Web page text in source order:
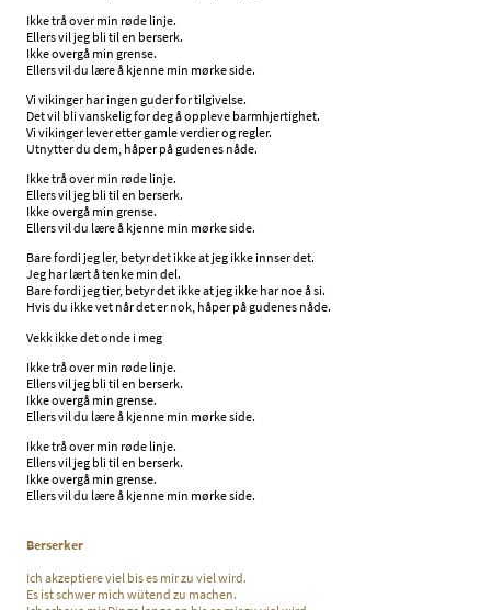
Ikke trå over min røde linje.
Ellers vil jeg bli til en berserk.
Ikke overgå min grense.
Ellers vil du lære å kjenne min mørke side.
Vi vikinger har ingen guder for tilgivelse.
Det vil bli vanskelig for deg å oppleve barmhjertighet.
Vi vikinger lever etter gamle verdier og regler.
Utnytter du dem, håper på gudenes nåde.
Ikke trå over min røde linje.
Ellers vil jeg bli til en berserk.
Ikke overgå min grense.
Ellers vil du lære å kjenne min mørke side.
Bare fordi jeg ler, betyr det ikke at jeg ikke innser det.
Jeg har lært å tenke min del.
Bare fordi jeg tier, betyr det ikke at jeg ikke har noe å si.
Hvis du ikke vet når det er nok, håper på gudenes nåde.
Vekk ikke det onde i meg
Ikke trå over min røde linje.
Ellers vil jeg bli til en berserk.
Ikke overgå min grense.
Ellers vil du lære å kjenne min mørke side.
Ikke trå over min røde linje.
Ellers vil jeg bli til en berserk.
Ikke overgå min grense.
Ellers vil du lære å kjenne min mørke side.
Berserker
Ich akzeptiere viel bis es mir zu viel wird.
Es ist schwer mich wütend zu machen.